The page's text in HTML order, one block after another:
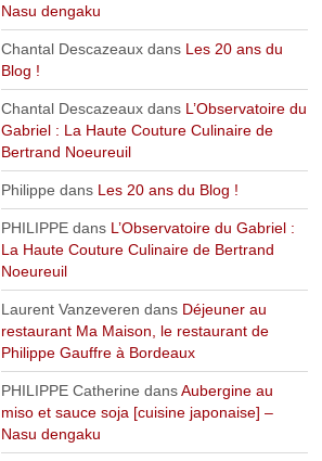
Nasu dengaku
Chantal Descazeauxdans Les 20 ans du
Blog !
Chantal Descazeauxdans L’Observatoire du
Gabriel : La Haute Couture Culinaire de
Bertrand Noeureuil
Philippe dans Les 20 ans du Blog !
PHILIPPEdans L’Observatoire du Gabriel :
La Haute Couture Culinaire de Bertrand
Noeureuil
Laurent Vanzeveren dans Déjeuner au
restaurant Ma Maison, le restaurant de
Philippe Gauffre à Bordeaux
PHILIPPE Catherine dansAubergine au
miso et sauce soja [cuisine japonaise] –
Nasu dengaku